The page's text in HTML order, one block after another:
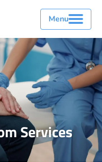
Menu
Services